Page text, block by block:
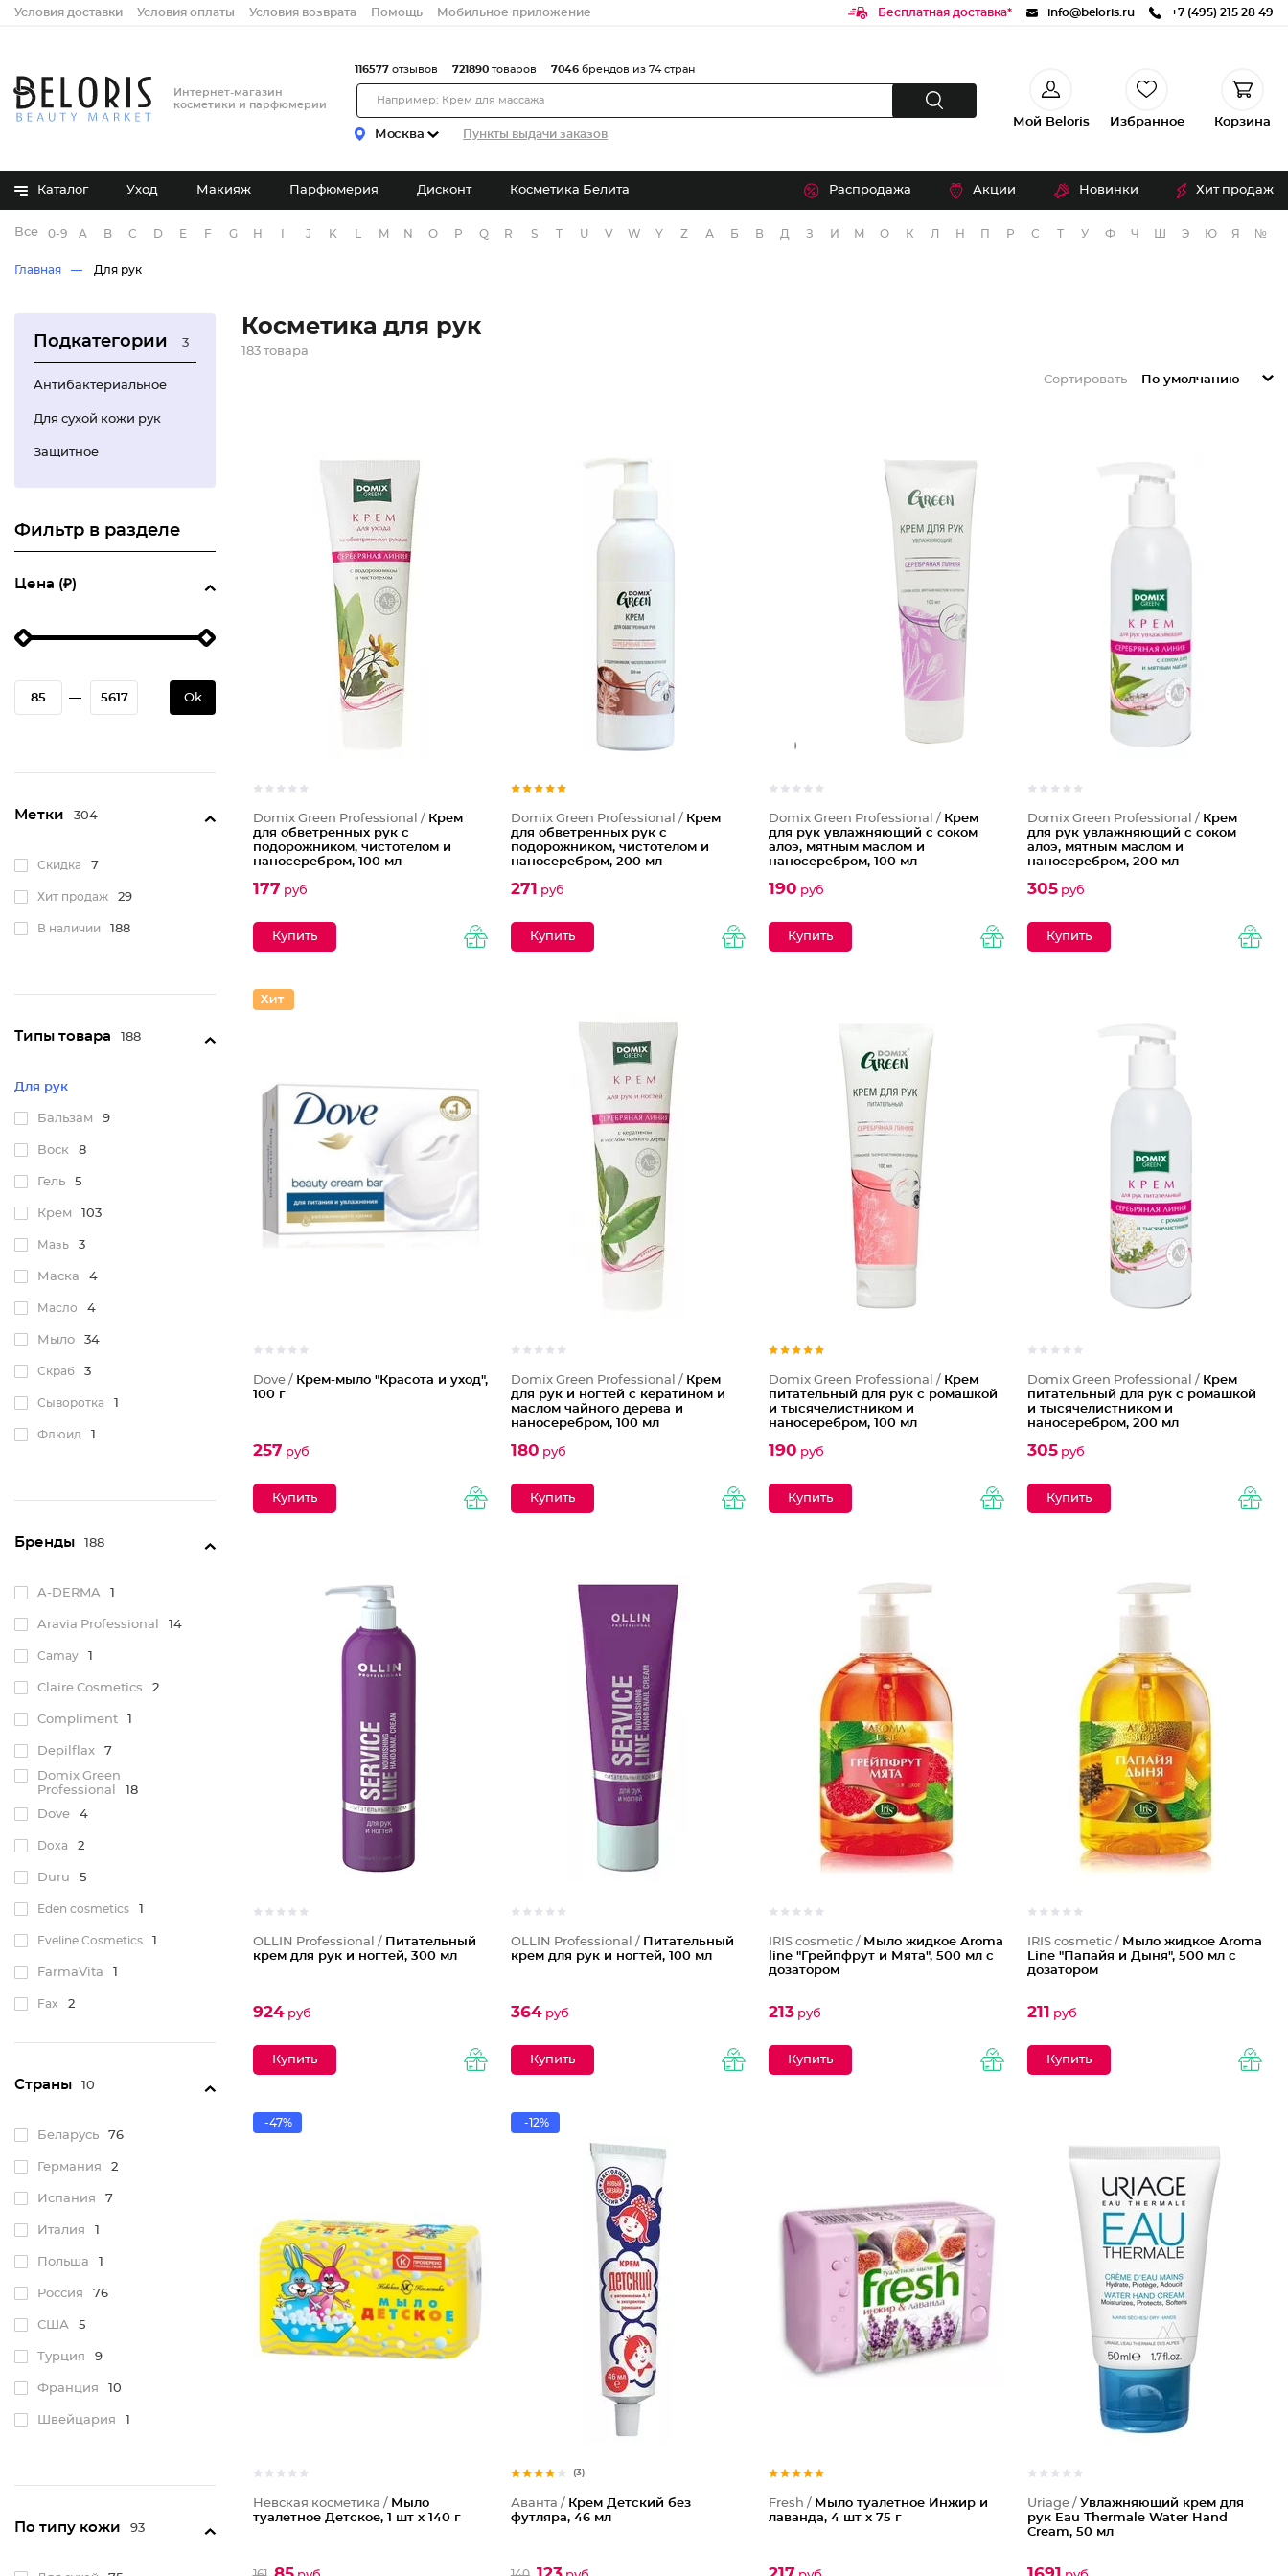
Условия доставки Условия оплаты Условия возврата Помощь Мобильное приложение Бесплатная доставка* info@beloris.ru +7 (495) 215 28 49
Интернет-магазин
косметики и парфюмерии
Москва Пункты выдачи заказов
116577 отзывов 721890 товаров 7046 брендов из 74 стран
Мой Beloris Избранное Корзина
Каталог Уход Макияж Парфюмерия Дисконт Косметика Белита Распродажа Акции Новинки Хит продаж
Все бренды
0-9 A B C D E F G H J K M N O P Q R S T U V W Y Z А Б В Д З И М О К Л Н П Р С Т У Ф Ч Э Ю Я №
Главная Для рук
Подкатегории 3
Антибактериальное
Для сухой кожи рук
Защитное
Фильтр в разделе
Цена (₽)
— Ok
Метки 304
Скидка 7
Хит продаж 29
В наличии 188
Типы товара 188
Для рук
Бальзам 9
Воск 8
Гель 5
Крем 103
Мазь 3
Маска 4
Масло 4
Мыло 34
Скраб 3
Сыворотка 1
Флюид 1
Бренды 188
A-DERMA 1
Aravia Professional 14
Camay 1
Claire Cosmetics 2
Compliment 1
Depilflax
7
Domix Green
Professional
18
Dove
4
Doxa 2
Duru 5
Eden cosmetics 1
Eveline Cosmetics 1
FarmaVita 1
Fax 2
IRIS cosmetic
Janssen Cosmetics
Kora 6
KRASSA
La Roche Posay
Masstige 1
NNB 1
Novosvit 1
Страны 10
Беларусь 76
Германия 2
Испания 7
Италия 1
Польша 1
Россия 76
США 5
Турция 9
Франция 10
Швейцария 1
По типу кожи 93
Косметика для рук
183 товара
Сортировать По умолчанию
Domix Green Professional / Крем
для обветренных рук с
подорожником, чистотелом и
наносеребром, 100 мл
177 руб
Domix Green Professional / Крем
для обветренных рук с
подорожником, чистотелом и
наносеребром, 200 мл
271 руб
Domix Green Professional / Крем
для рук увлажняющий с соком
алоэ, мятным маслом и
наносеребром, 100 мл
190 руб
Domix Green Professional / Крем
для рук увлажняющий с соком
алоэ, мятным маслом и
наносеребром, 200 мл
305руб
Dove / Крем-мыло "Красота и уход",
100 г
257 руб
Domix Green Professional / Крем
для рук и ногтей с кератином и
маслом чайного дерева и
наносеребром, 100 мл
180 руб
Domix Green Professional / Крем
питательный для рук с ромашкой
и тысячелистником и
наносеребром, 100 мл
190 руб
Domix Green Professional / Крем
питательный для рук с ромашкой
и тысячелистником и
наносеребром, 200 мл
305руб
OLLIN Professional /
Питательный
крем для рук и ногтей, 300 мл
924руб
OLLIN Professional /
Питательный
крем для рук и ногтей, 100 мл
364руб
IRIS cosmetic / Мыло жидкое Aroma
line "Грейпфрут и Мята", 500 мл с
дозатором
213 руб
IRIS cosmetic / Мыло жидкое Aroma
Line "Папайя и Дыня", 500 мл с
дозатором
211 руб
-47%
Невская косметика / Мыло
туалетное Детское, 1 шт х 140 г
-12%
(3)
Аванта / Крем Детский без
футляра, 46 мл
Fresh / Мыло туалетное Инжир и
лаванда, 4 шт х 75 г
Uriage / Увлажняющий крем для
рук Eau Thermale Water Hand
Cream, 50 мл